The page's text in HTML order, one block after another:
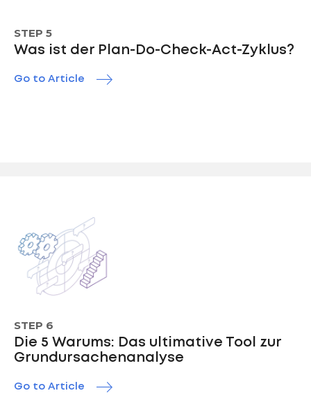
STEP 5
Was ist der Plan-Do-Check-Act-Zyklus?
Go to Article
STEP 6
Die 5 Warums: Das ultimative Tool zur
Grundursachenanalyse
Go to Article